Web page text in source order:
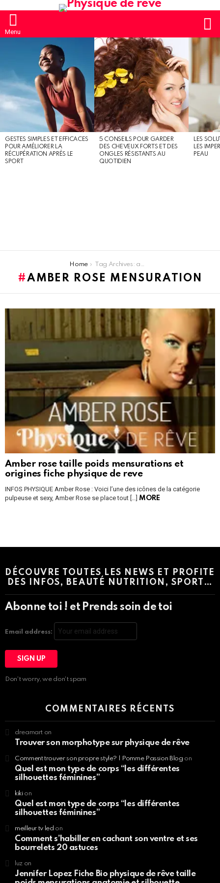
Menu
GESTES SIMPLES ET EFFICACES
POUR AMÉLIORER LA
RÉCUPÉRATION APRÈS LE
SPORT
5 CONSEILS POUR GARDER
DES CHEVEUX FORTS ET DES
ONGLES RÉSISTANTS AU
QUOTIDIEN
LES
LES
PEAU
Home Tag Archives: amber rose mensuration
AMBER ROSE MENSURATION
STORIES
Amber rose taille poids mensurations et
origines fiche physique de reve
INFOS PHYSIQUE Amber Rose : Voici l’une des icônes de la catégorie
pulpeuse et sexy, Amber Rose se place tout […] MORE
DÉCOUVRE TOUTES LES NEWS ET PROFITE
DES INFOS, BEAUTÉ NUTRITION, SPORT…
Abonne toi ! et Prends soin de toi
Email address:
Don't worry, we don't spam
COMMENTAIRES RÉCENTS
dreamart on
Trouver son morphotype sur physique de rêve
Comment trouver son propre style? | Pomme Passion Blog on
Quel est mon type de corps “les différentes
silhouettes féminines”
kikion
Quel est mon type de corps “les différentes
silhouettes féminines”
meilleur tv led on
Comment s’habiller en cachant son ventre et ses
bourrelets 20 astuces
luzon
Jennifer Lopez Fiche Bio physique de rêve taille